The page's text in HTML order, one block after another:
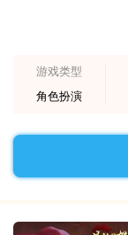
游戏类型
角色扮演